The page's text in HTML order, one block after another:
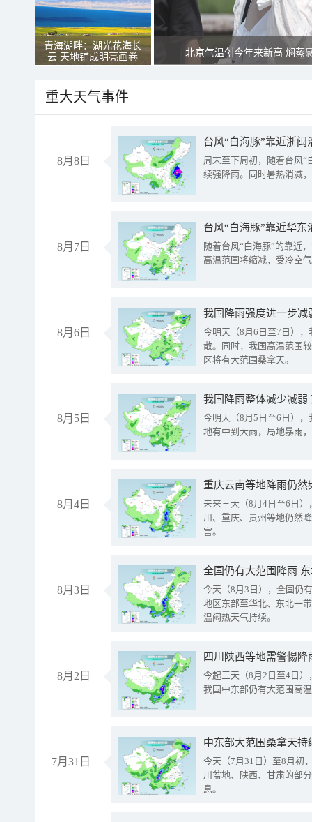
青海湖畔：湖光花海长
云 天地铺成明亮画卷
北京气温创今年来新高 焖蒸
重大天气事件
8月8日
台风“白海豚”靠近浙
周末至下周初，随着台风“
续强降雨。同时暑热消减
8月7日
台风“白海豚”靠近华
随着台风“白海豚”的靠近
高温范围将缩减，受冷空
8月6日
今明天（8月6日至7日）
散。同时，我国高温范围
区将有大范围桑拿天。
8月5日
我国降雨整体减少减弱
今明天（8月5日至6日）
地有中到大雨，局地暴雨
8月4日
重庆云南等地降雨仍然
未来三天（8月4日至6日
川、重庆、贵州等地仍然
害。
8月3日
全国仍有大范围降雨
今天（8月3日），全国仍
地区东部至华北、东北一
温闷热天气持续。
8月2日
今起三天（8月2日至4日
我国中东部仍有大范围高
7月31日
中东部大范围桑拿天
今天（7月31日）至8月初
川盆地、陕西、甘肃的部
息。